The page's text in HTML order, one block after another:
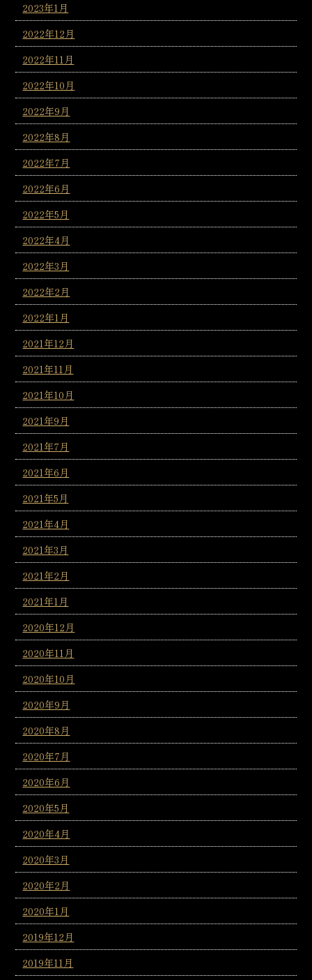
2023年1月
2022年12月
2022年11月
2022年10月
2022年9月
2022年8月
2022年7月
2022年6月
2022年5月
2022年4月
2022年3月
2022年2月
2022年1月
2021年12月
2021年11月
2021年10月
2021年9月
2021年7月
2021年6月
2021年5月
2021年4月
2021年3月
2021年2月
2021年1月
2020年12月
2020年11月
2020年10月
2020年9月
2020年8月
2020年7月
2020年6月
2020年5月
2020年4月
2020年3月
2020年2月
2020年1月
2019年12月
2019年11月